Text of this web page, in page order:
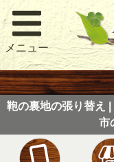
メニュー
鞄の裏地の張り替え
市